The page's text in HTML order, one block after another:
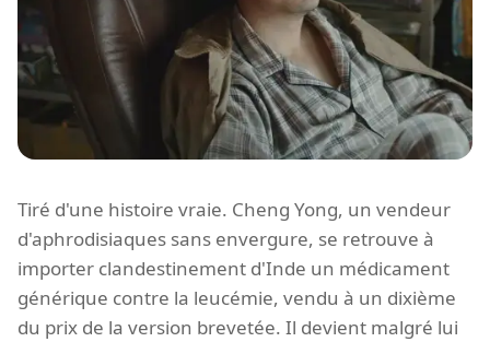
Tiré d'une histoire vraie. Cheng Yong, un vendeur
d'aphrodisiaques sans envergure, se retrouve à
importer clandestinement d'Inde un médicament
générique contre la leucémie, vendu à un dixième
du prix de la version brevetée. Il devient malgré lui